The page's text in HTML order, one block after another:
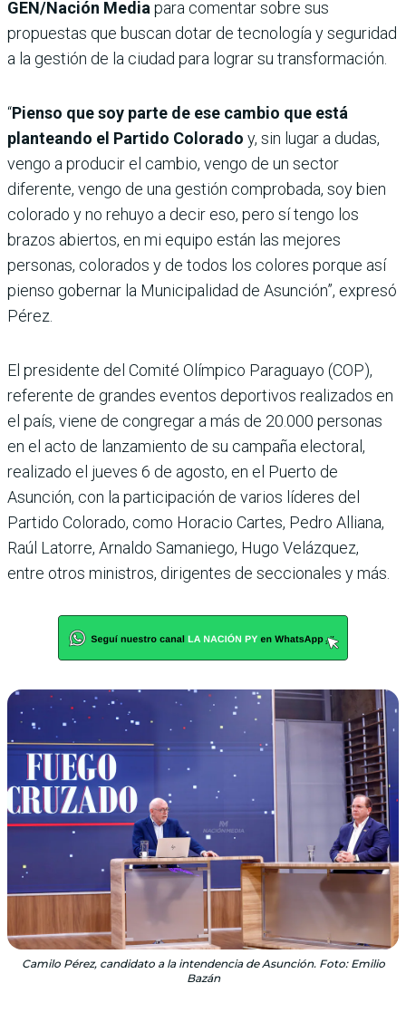
GEN/Nación Media para comentar sobre sus
propuestas que buscan dotar de tecnología y seguridad
a la gestión de la ciudad para lograr su transformación.
“Pienso que soy parte de ese cambio que está
planteando el Partido Colorado y, sin lugar a dudas,
vengo a producir el cambio, vengo de un sector
diferente, vengo de una gestión comprobada, soy bien
colorado y no rehuyo a decir eso, pero sí tengo los
brazos abiertos, en mi equipo están las mejores
personas, colorados y de todos los colores porque así
pienso gobernar la Municipalidad de Asunción”, expresó
Pérez.
El presidente del Comité Olímpico Paraguayo (COP),
referente de grandes eventos deportivos realizados en
el país, viene de congregar a más de 20.000 personas
en el acto de lanzamiento de su campaña electoral,
realizado el jueves 6 de agosto, en el Puerto de
Asunción, con la participación de varios líderes del
Partido Colorado, como Horacio Cartes, Pedro Alliana,
Raúl Latorre, Arnaldo Samaniego, Hugo Velázquez,
entre otros ministros, dirigentes de seccionales y más.
Camilo Pérez, candidato a la intendencia de Asunción. Foto: Emilio
Bazán